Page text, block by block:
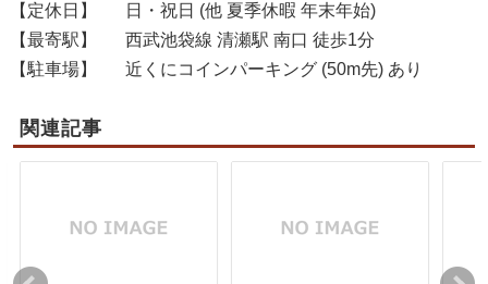
【定休日】
日・祝日 (他 夏季休暇 年末年始)
【最寄駅】
西武池袋線 清瀬駅 南口 徒歩1分
【駐車場】
近くにコインパーキング (50m先) あり
関連記事